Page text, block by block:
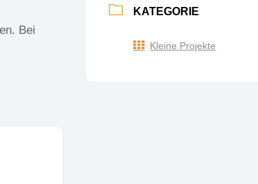
Bei
KATEGORIE
Kleine Projekte